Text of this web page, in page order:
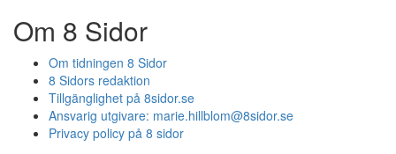
Om 8 Sidor
Om tidningen 8 Sidor
8 Sidors redaktion
Tillgänglighet på 8sidor.se
Ansvarig utgivare: marie.hillblom@8sidor.se
Privacy policy på 8 sidor